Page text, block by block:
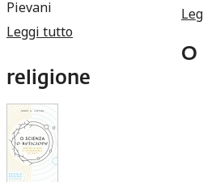
Pievani
Leggi tutto
O
religione